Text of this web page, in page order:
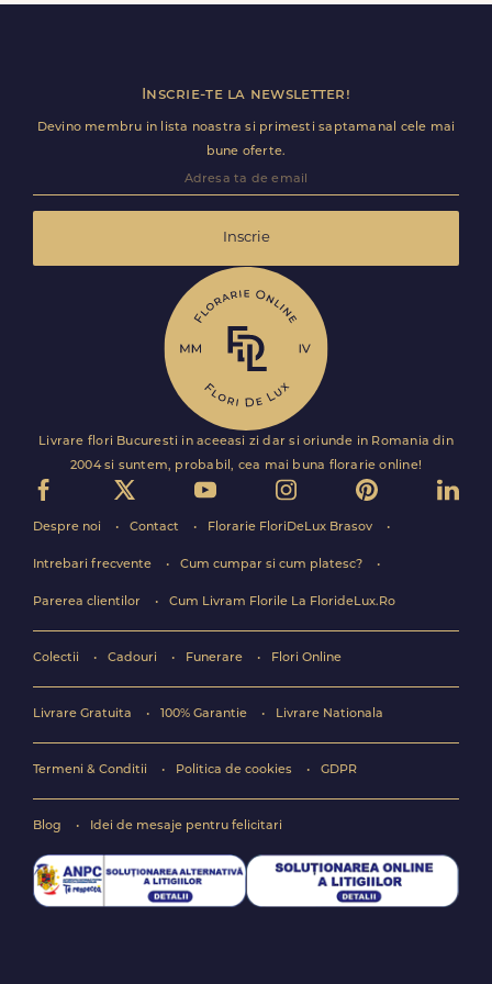
livrare pentru Secu.
Inscrie-te la newsletter!
Devino membru in lista noastra si primesti saptamanal cele mai
bune oferte.
Inscrie
Livrare flori Bucuresti in aceeasi zi dar si oriunde in Romania din
2004 si suntem, probabil, cea mai buna florarie online!
Despre noi Contact Florarie FloriDeLux Brasov
Intrebari frecvente Cum cumpar si cum platesc?
Parerea clientilor Cum Livram Florile La FlorideLux.Ro
Colectii Cadouri Funerare Flori Online
Livrare Gratuita 100% Garantie Livrare Nationala
Termeni & Conditii Politica de cookies GDPR
Blog Idei de mesaje pentru felicitari